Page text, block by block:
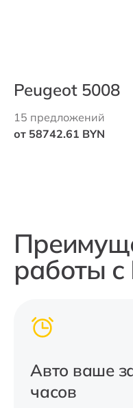
Peugeot 5008
15 предложений
от 58742.61 BYN
работы
Авто ваше
часов